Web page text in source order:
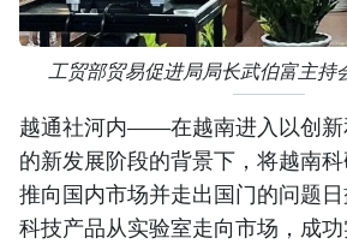
工贸部贸易促进局局长武伯富主持
越通社河内——在越南进入以创新
的新发展阶段的背景下，将越南
推向国内市场并走出国门的问题
科技产品从实验室走向市场，成